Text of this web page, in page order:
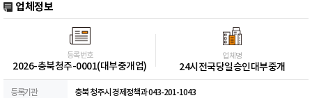
업체정보
등록번호
2026-충북청주-0001(대부중개업)
업체명
24시전국당일승인대부중개
등록기관 충북 청주시 경제정책과 043-201-1043